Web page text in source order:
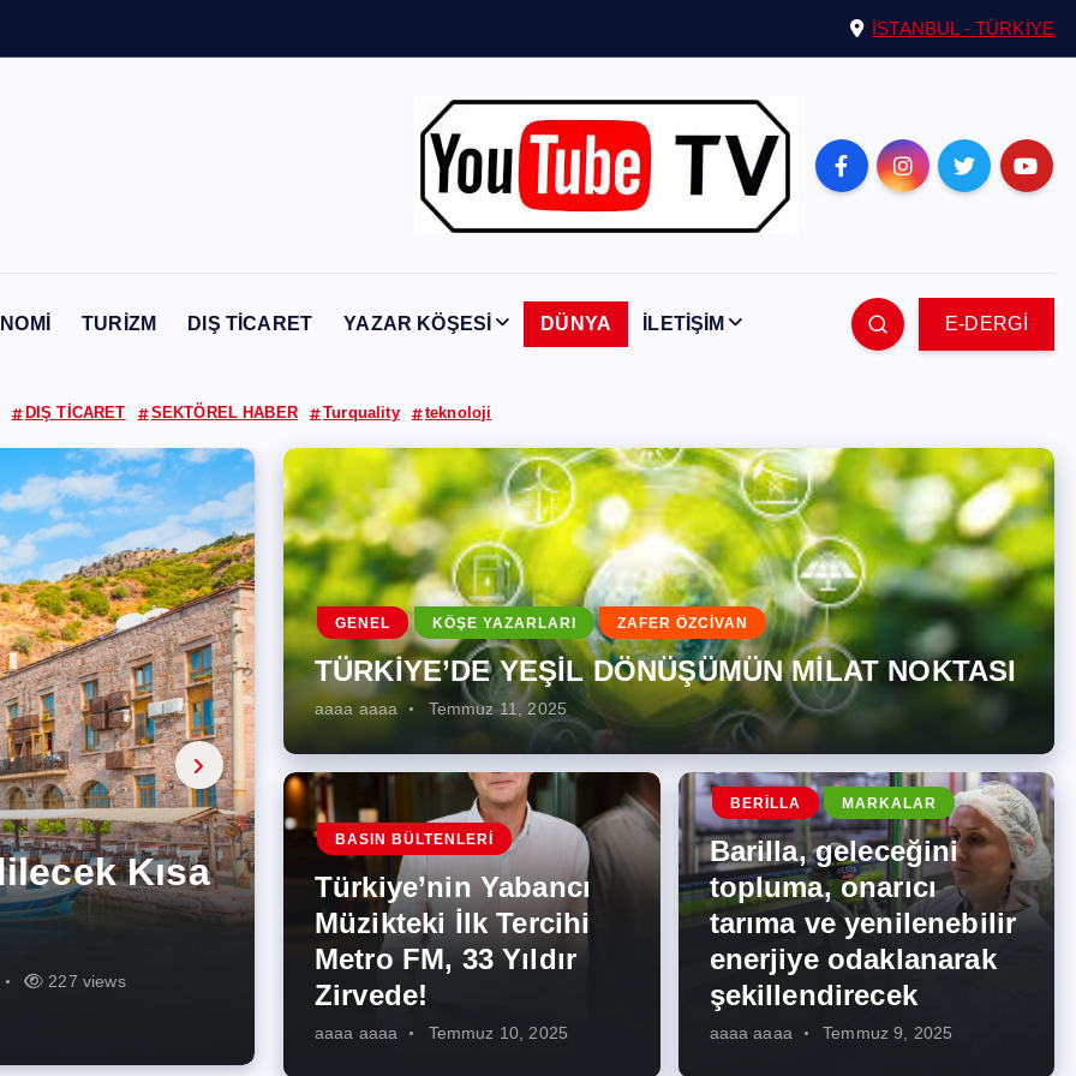
İSTANBUL - TÜRKİYE
TURİZM DIŞ TİCARET YAZAR KÖŞESİ DÜNYA İLETİŞİM E-DERGİ
DIŞ TİCARET SEKTÖREL HABER Turquality teknoloji
344 views
İlk
Zirvede!
273 views
onarıcı
275 views
Enerji
İş
287 views
Kısa
227 views
Artması
262 views
GENEL KÖŞE YAZARLARI ZAFER ÖZCİVAN
TÜRKİYE’DE YEŞİL DÖNÜŞÜMÜN MİLAT NOKTASI
aaaa aaaa Temmuz 11, 2025
BASIN BÜLTENLERI
Türkiye’nin Yabancı
Müzikteki İlk Tercihi
Metro FM, 33 Yıldır
Zirvede!
aaaa aaaa Temmuz 10, 2025
BERILLA MARKALAR
Barilla, geleceğini
topluma, onarıcı
tarıma ve yenilenebilir
enerjiye odaklanarak
şekillendirecek
aaaa aaaa Temmuz 9, 2025